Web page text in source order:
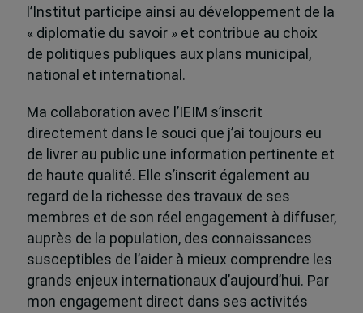
l’Institut participe ainsi au développement de la
« diplomatie du savoir » et contribue au choix
de politiques publiques aux plans municipal,
national et international.
Ma collaboration avec l’IEIM s’inscrit
directement dans le souci que j’ai toujours eu
de livrer au public une information pertinente et
de haute qualité. Elle s’inscrit également au
regard de la richesse des travaux de ses
membres et de son réel engagement à diffuser,
auprès de la population, des connaissances
susceptibles de l’aider à mieux comprendre les
grands enjeux internationaux d’aujourd’hui. Par
mon engagement direct dans ses activités